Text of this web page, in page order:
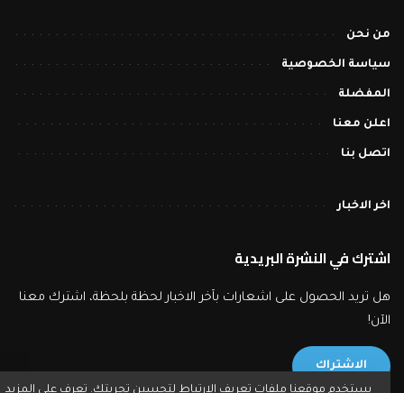
من نحن
سياسة الخصوصية
المفضلة
اعلن معنا
اتصل بنا
اخر الاخبار
اشترك في النشرة البريدية
هل تريد الحصول على اشعارات بآخر الاخبار لحظة بلحظة، اشترك معنا
الآن!
الاشتراك
يستخدم موقعنا ملفات تعريف الارتباط لتحسين تجربتك. تعرف على المزيد